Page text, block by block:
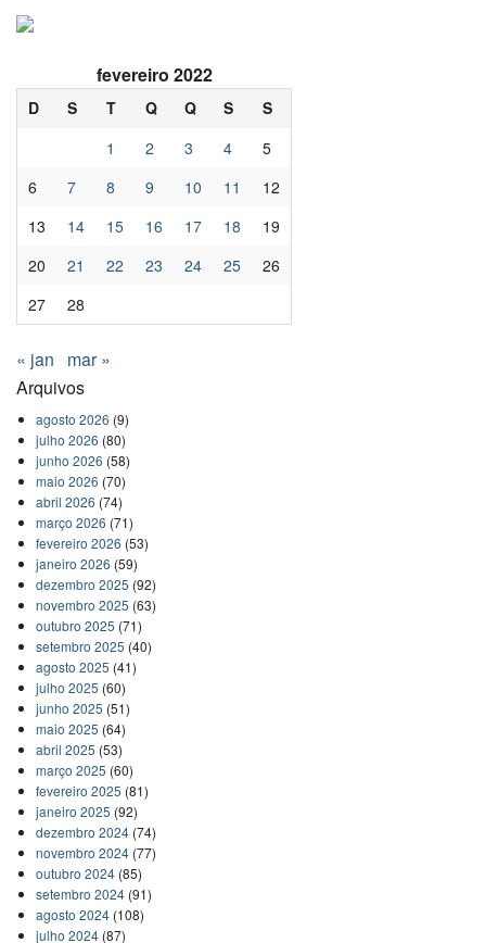
fevereiro 2022
D S T Q Q S
S
1
2 3 4
5
6
7 8 9 10 11
12
13
14 15 16 17 18
19
20
21 22 23 24 25
26
27
28
« jan
mar »
Arquivos
agosto 2026 (9)
julho 2026 (80)
junho 2026 (58)
maio 2026 (70)
abril 2026 (74)
março 2026 (71)
fevereiro 2026 (53)
janeiro 2026 (59)
dezembro 2025 (92)
novembro 2025 (63)
outubro 2025 (71)
setembro 2025 (40)
agosto 2025 (41)
julho 2025 (60)
junho 2025 (51)
maio 2025 (64)
abril 2025 (53)
março 2025 (60)
fevereiro 2025 (81)
janeiro 2025 (92)
dezembro 2024(74)
novembro 2024(77)
outubro 2024(85)
setembro 2024(91)
agosto 2024(108)
julho 2024(87)